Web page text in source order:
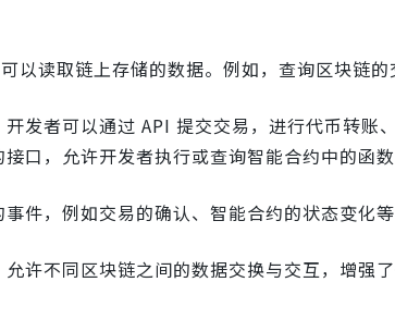
以读取链上存储的数据。例如，查询区块链
发者可以通过 API 提交交易，进行代币转账
口，允许开发者执行或查询智能合约中的函
件，例如交易的确认、智能合约的状态变化
许不同区块链之间的数据交换与交互，增强